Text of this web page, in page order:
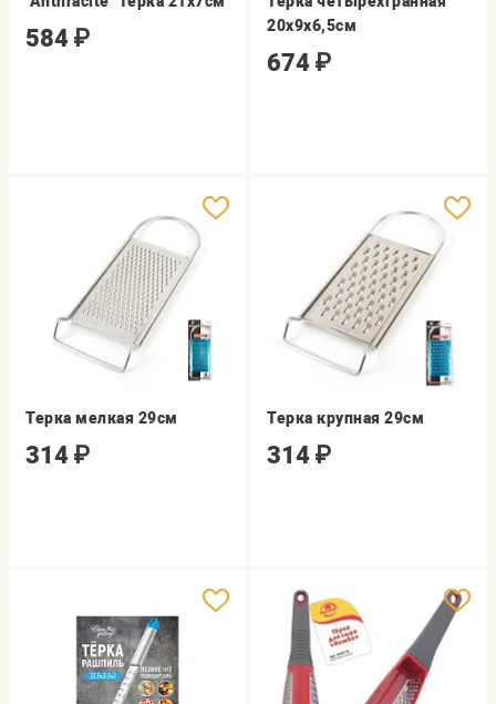
584 ₽
20х9х6,5см
674 ₽
Терка мелкая 29см
314 ₽
Терка крупная 29см
314 ₽